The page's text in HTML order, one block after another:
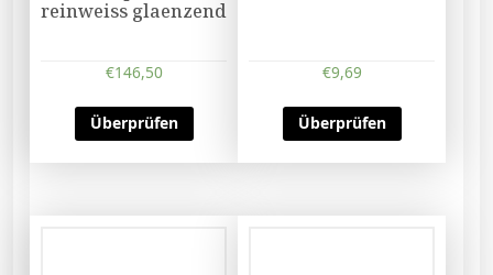
reinweiss glaenzend
€146,50
Überprüfen
€9,69
Überprüfen